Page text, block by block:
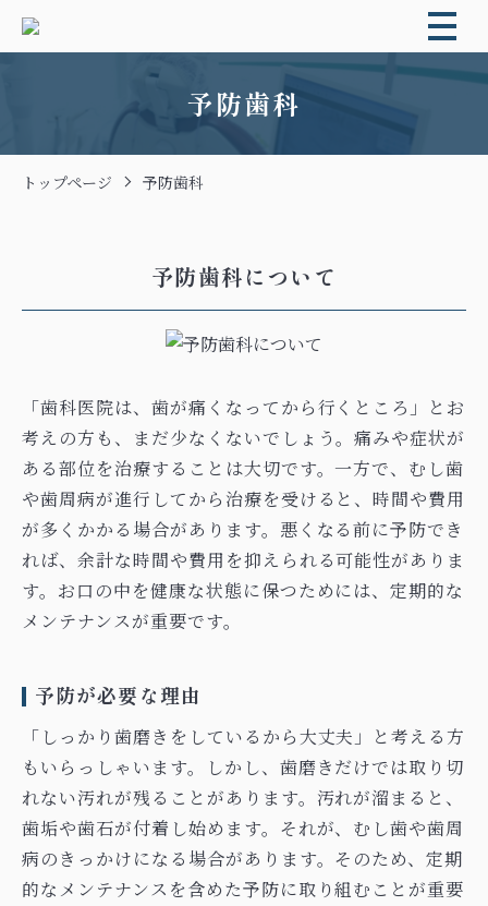
予防歯科
トップページ 予防歯科
予防歯科について
「歯科医院は、歯が痛くなってから行くところ」とお
考えの方も、まだ少なくないでしょう。痛みや症状が
ある部位を治療することは大切です。一方で、むし歯
や歯周病が進行してから治療を受けると、時間や費用
が多くかかる場合があります。悪くなる前に予防でき
れば、余計な時間や費用を抑えられる可能性がありま
す。お口の中を健康な状態に保つためには、定期的な
メンテナンスが重要です。
予防が必要な理由
「しっかり歯磨きをしているから大丈夫」と考える方
もいらっしゃいます。しかし、歯磨きだけでは取り切
れない汚れが残ることがあります。汚れが溜まると、
歯垢や歯石が付着し始めます。それが、むし歯や歯周
病のきっかけになる場合があります。そのため、定期
的なメンテナンスを含めた予防に取り組むことが重要